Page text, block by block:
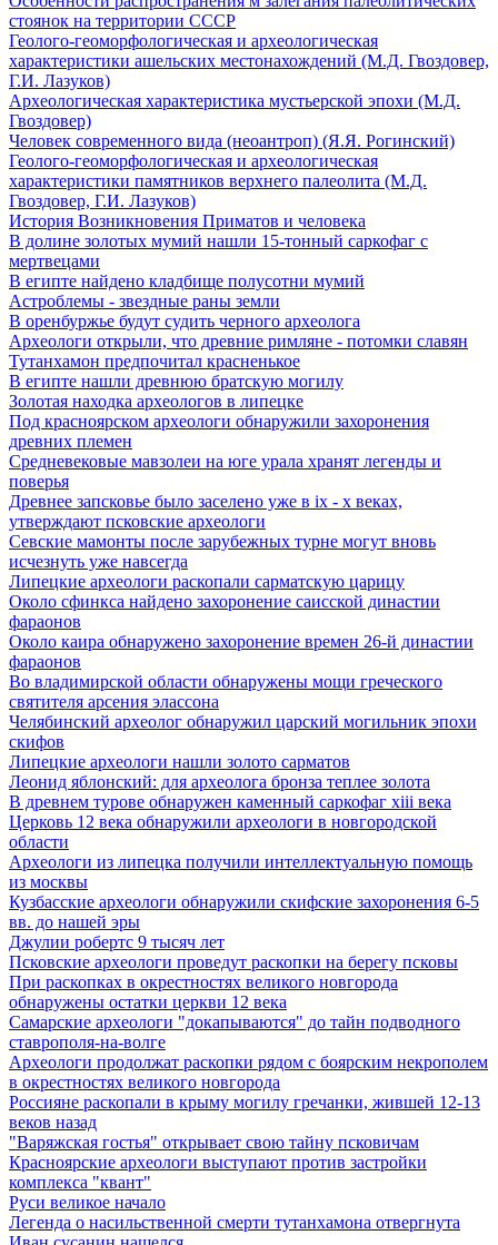
стоянок на территории СССР
Геолого-геоморфологическая и археологическая
характеристики ашельских местонахождений (М.Д. Гвоздовер,
Г.И. Лазуков)
Археологическая характеристика мустьерской эпохи (М.Д.
Гвоздовер)
Человек современного вида (неоантроп) (Я.Я. Рогинский)
Геолого-геоморфологическая и археологическая
характеристики памятников верхнего палеолита (М.Д.
Гвоздовер, Г.И. Лазуков)
История Возникновения Приматов и человека
В долине золотых мумий нашли 15-тонный саркофаг с
мертвецами
В египте найдено кладбище полусотни мумий
Астроблемы - звездные раны земли
В оренбуржье будут судить черного археолога
Археологи открыли, что древние римляне - потомки славян
Тутанхамон предпочитал красненькое
В египте нашли древнюю братскую могилу
Золотая находка археологов в липецке
Под красноярском археологи обнаружили захоронения
древних племен
Средневековые мавзолеи на юге урала хранят легенды и
поверья
Древнее запсковье было заселено уже в ix - x веках,
утверждают псковские археологи
Севские мамонты после зарубежных турне могут вновь
исчезнуть уже навсегда
Липецкие археологи раскопали сарматскую царицу
Около сфинкса найдено захоронение саисской династии
фараонов
Около каира обнаружено захоронение времен 26-й династии
фараонов
Во владимирской области обнаружены мощи греческого
святителя арсения элассона
Челябинский археолог обнаружил царский могильник эпохи
скифов
Липецкие археологи нашли золото сарматов
Леонид яблонский: для археолога бронза теплее золота
В древнем турове обнаружен каменный саркофаг xiii века
Церковь 12 века обнаружили археологи в новгородской
области
Археологи из липецка получили интеллектуальную помощь
из москвы
Кузбасские археологи обнаружили скифские захоронения 6-5
вв. до нашей эры
Джулии робертс 9 тысяч лет
Псковские археологи проведут раскопки на берегу псковы
При раскопках в окрестностях великого новгорода
обнаружены остатки церкви 12 века
Самарские археологи "докапываются" до тайн подводного
ставрополя-на-волге
Археологи продолжат раскопки рядом с боярским некрополем
в окрестностях великого новгорода
Россияне раскопали в крыму могилу гречанки, жившей 12-13
веков назад
"Варяжская гостья" открывает свою тайну псковичам
Красноярские археологи выступают против застройки
комплекса "квант"
Руси великое начало
Легенда о насильственной смерти тутанхамона отвергнута